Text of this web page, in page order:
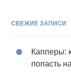
СВЕЖИЕ ЗАПИСИ
Капперы:
попасть